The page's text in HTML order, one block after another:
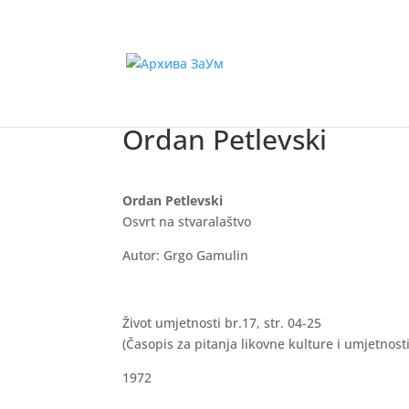
Ordan Petlevski
Ordan Petlevski
Osvrt na stvaralaštvo
Autor: Grgo Gamulin
Život umjetnosti br.17, str. 04-25
(Časopis za pitanja likovne kulture i
1972